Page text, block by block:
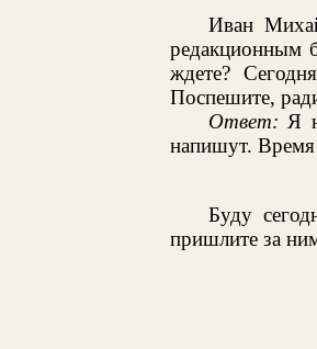
Иван
редакционным
ждете?
Поспешите,
Ответ: Я
напишут. Время
Буду
пришлите за